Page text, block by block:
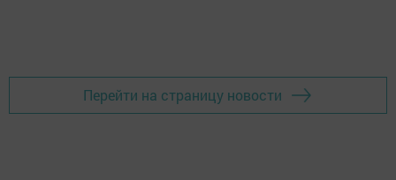
Перейти на страницу новости